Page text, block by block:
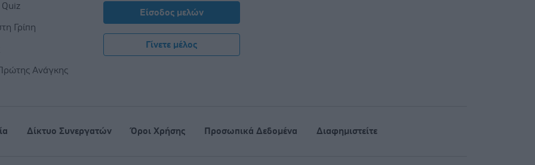
Quiz
Γρίπη
Ανάγκης
Είσοδος μελών
Γίνετε μέλος
Δίκτυο Συνεργατών Όροι Χρήσης Προσωπικά Δεδομένα Διαφημιστείτε